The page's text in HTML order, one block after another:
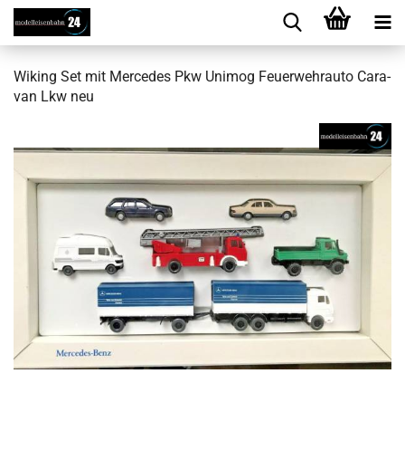
Wi­king Set mit Mer­ce­des Pkw Uni­mog Feu­er­wehr­au­to Ca­ra­
van Lkw neu